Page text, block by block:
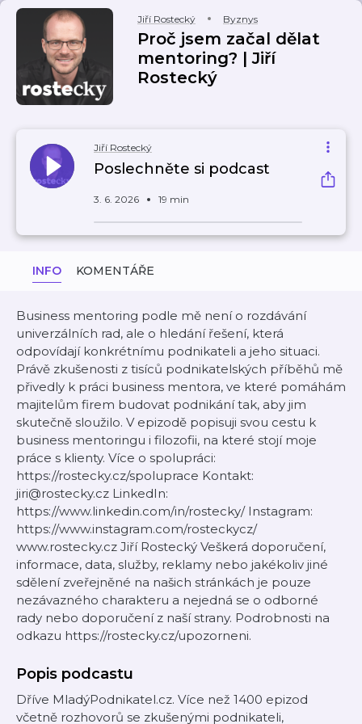
Jiří Rostecký Byznys
Proč jsem začal dělat
mentoring? | Jiří
Rostecký
Jiří Rostecký
Poslechněte si podcast
3. 6. 2026 19 min
INFO KOMENTÁŘE
Business mentoring podle mě není o rozdávání
univerzálních rad, ale o hledání řešení, která
odpovídají konkrétnímu podnikateli a jeho situaci.
Právě zkušenosti z tisíců podnikatelských příběhů mě
přivedly k práci business mentora, ve které pomáhám
majitelům firem budovat podnikání tak, aby jim
skutečně sloužilo. V epizodě popisuji svou cestu k
business mentoringu i filozofii, na které stojí moje
práce s klienty. Více o spolupráci:
https://rostecky.cz/spoluprace Kontakt:
jiri@rostecky.cz LinkedIn:
https://www.linkedin.com/in/rostecky/ Instagram:
https://www.instagram.com/rosteckycz/
www.rostecky.cz Jiří Rostecký Veškerá doporučení,
informace, data, služby, reklamy nebo jakékoliv jiné
sdělení zveřejněné na našich stránkách je pouze
nezávazného charakteru a nejedná se o odborné
rady nebo doporučení z naší strany. Podrobnosti na
odkazu https://rostecky.cz/upozorneni.
Popis podcastu
Dříve MladýPodnikatel.cz. Více než 1400 epizod
včetně rozhovorů se zkušenými podnikateli,